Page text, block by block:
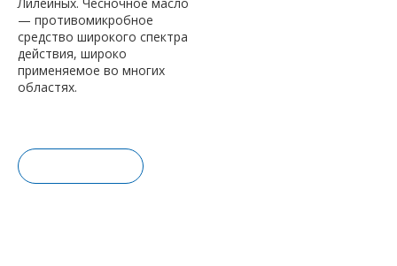
— противомикробное
средство широкого спектра
действия, широко
применяемое во многих
областях.